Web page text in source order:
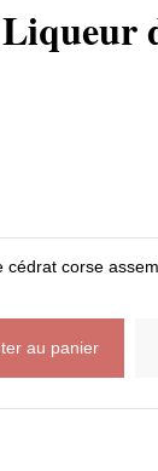
cédrat corse
au panier